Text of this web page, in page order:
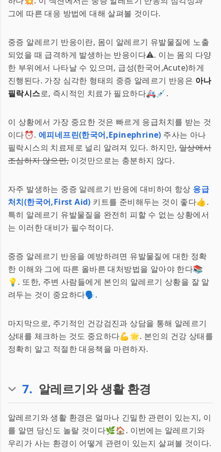
그에 따른 대응 방법에 대해 살펴볼 것이다.
중증 알레르기 반응이란, 몸이 알레르기 유발물질에 노출
되었을 때 급격하게 발생하는 반응이다⚠️. 이는 몸의 다양
한 부위에서 나타날 수 있으며, 급성(한국어,Acute)하게
진행된다. 가장 심각한 형태의 중증 알레르기 반응은 아나
필락시스로, 즉시적인 치료가 필요하다🚑💉.
이 상황에서 가장 중요한 것은 빠르게 응급처치를 받는 것
이다⏰. 에피네프린(한국어,Epinephrine) 주사는 아나
필락시스의 치료제로 널리 알려져 있다. 하지만,일상에서
조심하지 않으면,이것만으로는 충분하지 않다.
자주 발생하는 중증 알레르기 반응에 대비하여 항상 응급
처치(한국어,First Aid) 키트를 준비해두는 것이 좋다👍.
특히 알레르기 유발물질을 완전히 피할 수 없는 상황에서
는 이러한 대비가 필수적이다.
중증 알레르기 반응을 예방하려면 유발물질에 대한 정확
한 이해와 그에 따른 올바른 대처방법을 알아야 한다📚
💡. 또한, 주변 사람들에게 본인의 알레르기 상황을 잘 알
려두는 것이 중요하다🗣️.
마지막으로, 주기적인 건강검진과 상담을 통해 알레르기
상태를 체크하는 것도 중요하다💪🌟. 본인의 건강 상태를
정확히 알고 적절한 대응책을 마련하자.
7. 알레르기와 생활 환경
알레르기와 생활 환경은 얼마나 긴밀한 관련이 있는지, 이
를 알면 당신도 놀랄 것이다🌿🏠. 이번에는 알레르기와
우리가 사는 환경이 어떻게 관련이 있는지 살펴볼 것이다.